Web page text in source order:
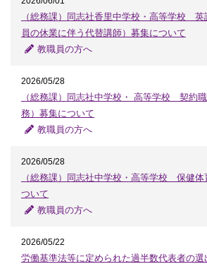
（総務課）同志社香里中学校・高等学校
員の休業に伴う代替講師）募集について
教職員の方へ
2026/05/28
（総務課）同志社中学校・ 高等学校 契約
務）募集について
教職員の方へ
2026/05/28
（総務課）同志社中学校・高等学校 保健体
ついて
教職員の方へ
2026/05/22
労働基準法等に定められた過半数代表者の